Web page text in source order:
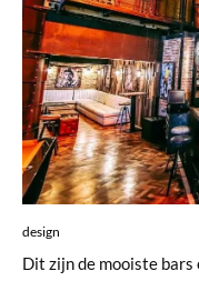
design
Dit zijn de mooiste